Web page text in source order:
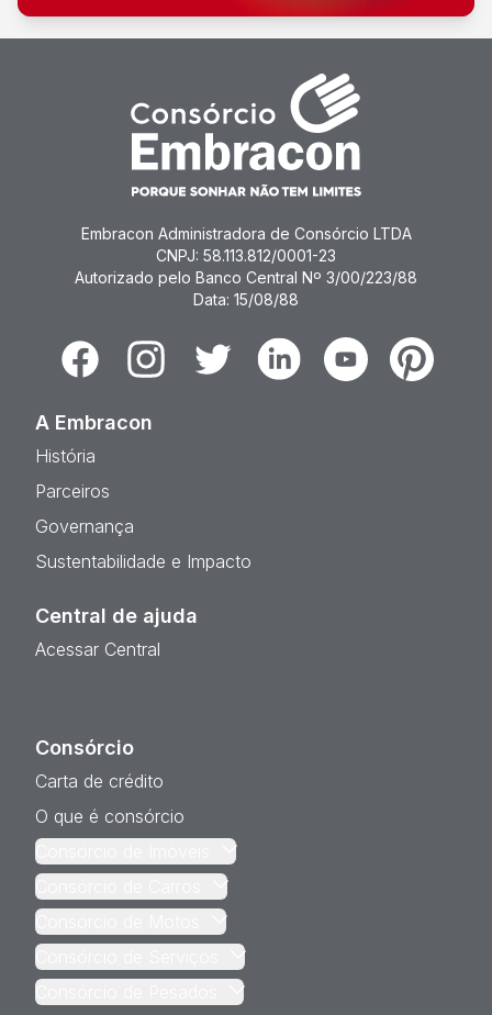
Embracon Administradora de Consórcio LTDA
CNPJ: 58.113.812/0001-23
Autorizado pelo Banco Central Nº 3/00/223/88
Data: 15/08/88
FacebookInstagramTwitter LinkedinYoutubePinterest
A Embracon
História
Parceiros
Governança
Sustentabilidade e Impacto
Central de ajuda
Acessar Central
Consórcio
Carta de crédito
O que é consórcio